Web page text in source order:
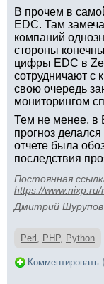
В прочем в
EDC. Там
компаний
стороны
цифры EDC в
сотрудничают с
свою очередь
мониторингом
Тем не менее, в
прогноз
отчете была
последствия
Постоянная
https://
Дмитрий Шурупов
Perl , PHP, Python
Комментировать